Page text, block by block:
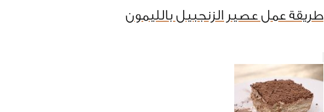
طريقة عمل عصير الزنجبيل بالليمون